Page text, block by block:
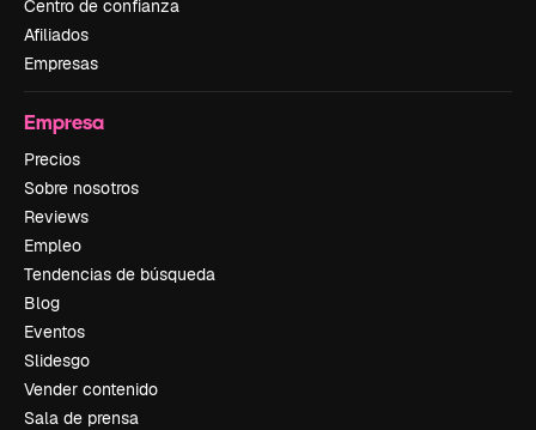
Centro de confianza
Afiliados
Empresas
Empresa
Precios
Sobre nosotros
Reviews
Empleo
Tendencias de búsqueda
Blog
Eventos
Slidesgo
Vender contenido
Sala de prensa